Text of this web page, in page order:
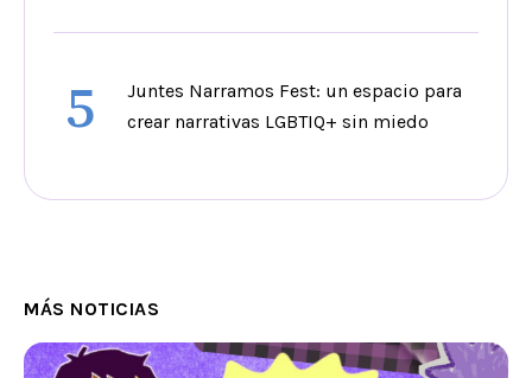
5
Juntes Narramos Fest: un espacio para
crear narrativas LGBTIQ+ sin miedo
MÁS NOTICIAS